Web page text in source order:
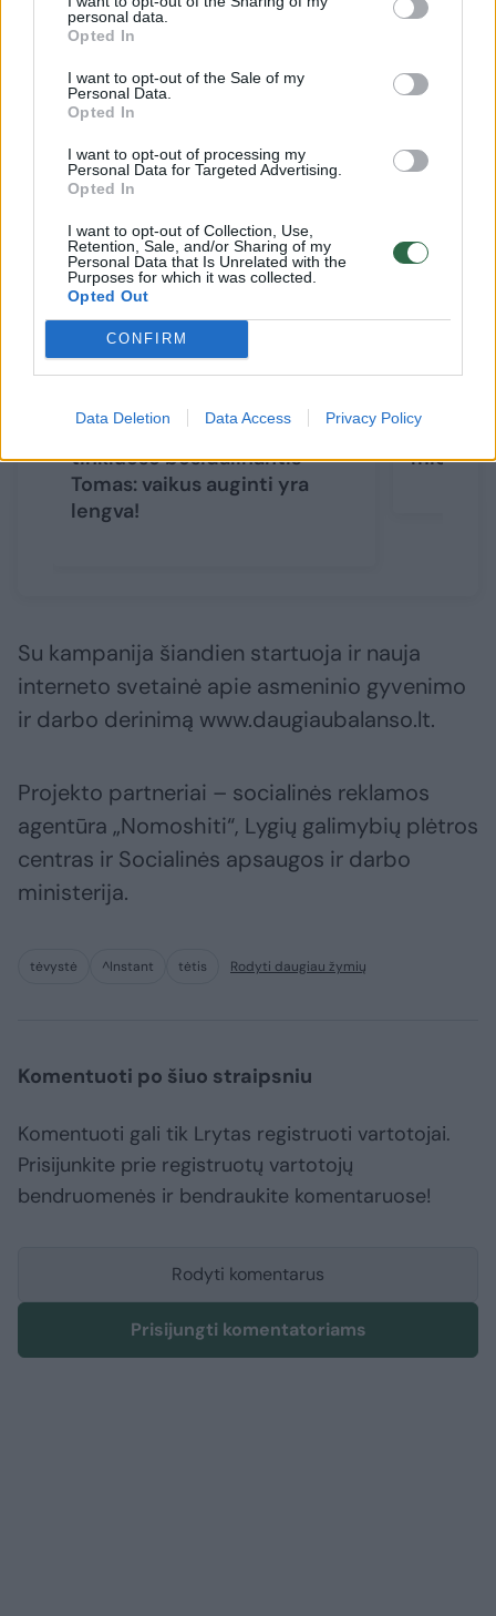
personal data.
Opted In
I want to opt-out of the Sale of my
Personal Data.
Opted In
I want to opt-out of processing my
Personal Data for Targeted Advertising.
Opted In
I want to opt-out of Collection, Use,
Retention, Sale, and/or Sharing of my
Personal Data that Is Unrelated with the
Purposes for which it was collected.
Opted Out
CONFIRM
Data Deletion Data Access Privacy Policy
dalinsis savo vaikų auginimo patirtimis.
Susiję straipsniai
Vyrišku požiūriu į vaikų
auginimą socialiniuose
tinkluose besidalinantis
Tomas: vaikus auginti yra
lengva!
štai kuo
miegate
Su kampanija šiandien startuoja ir nauja
interneto svetainė apie asmeninio gyvenimo
ir darbo derinimą www.daugiaubalanso.lt.
Projekto partneriai – socialinės reklamos
agentūra „Nomoshiti“, Lygių galimybių plėtros
centras ir Socialinės apsaugos ir darbo
ministerija.
tėvystė ^Instant tėtis Rodyti daugiau žymių
Komentuoti po šiuo straipsniu
Komentuoti gali tik Lrytas registruoti vartotojai.
Prisijunkite prie registruotų vartotojų
bendruomenės ir bendraukite komentaruose!
Rodyti komentarus
Prisijungti komentatoriams